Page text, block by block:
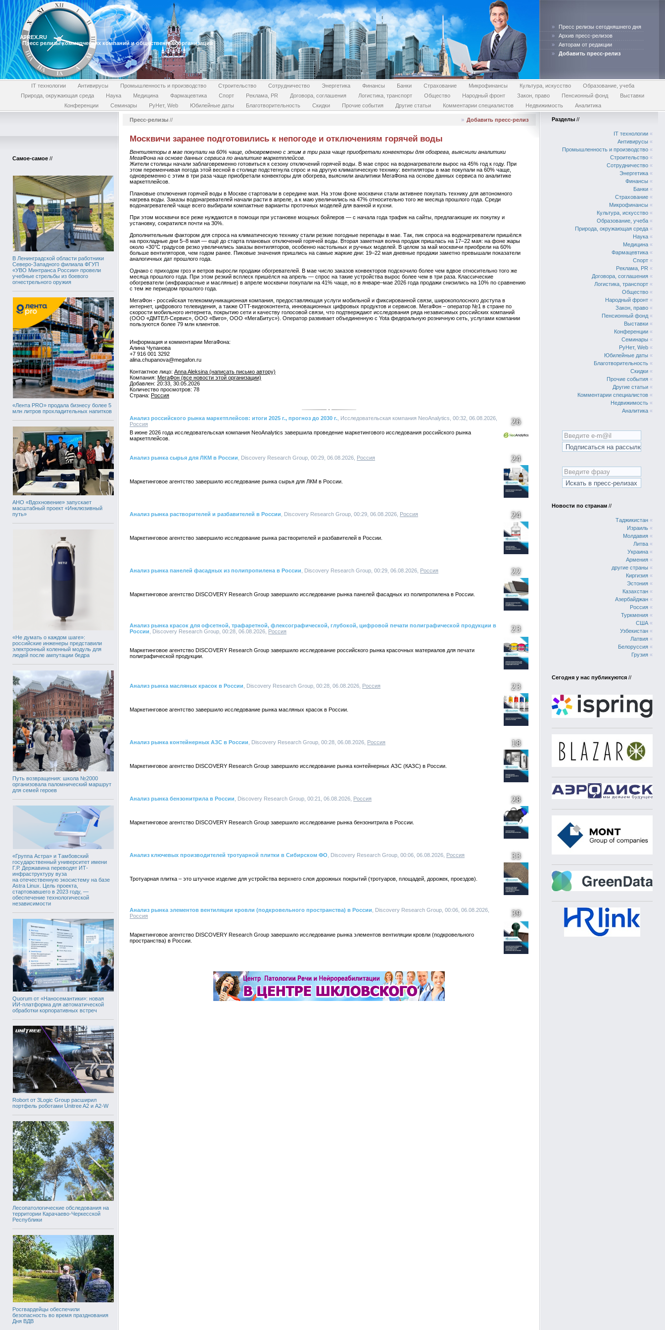
ATREX.RU
Пресс релизы коммерческих компаний и общественных организаций
»
Пресс релизы сегодняшнего дня
»
Архив пресс-релизов
»
Авторам от редакции
»
Добавить пресс-релиз
IT технологии Антивирусы Промышленность и производство Строительство Сотрудничество Энергетика Финансы Банки Страхование Микрофинансы Культура, искусство
Образование, учеба
Природа, окружающая среда
Наука Медицина Фармацевтика Спорт Реклама, PR Договора, соглашения Логистика, транспорт Общество Народный фронт Закон, право Пенсионный фонд
Выставки
Конференции
Семинары РуНет, Web Юбилейные даты Благотворительность Скидки Прочие события Другие статьи Комментарии специалистов Недвижимость Аналитика
Самое-самое //
В Ленинградской области работники
Северо-Западного филиала ФГУП
«УВО Минтранса России» провели
учебные стрельбы из боевого
огнестрельного оружия
«Лента PRO» продала бизнесу более 5
млн литров прохладительных напитков
АНО «Вдохновение» запускает
масштабный проект «Инклюзивный
путь»
«Не думать о каждом шаге»:
российские инженеры представили
электронный коленный модуль для
людей после ампутации бедра
Путь возвращения: школа №2000
организовала паломнический маршрут
для семей героев
«Группа Астра» и Тамбовский
государственный университет имени
Г.Р. Державина переводят ИТ-
инфраструктуру вуза
на отечественную экосистему на базе
Astra Linux. Цель проекта,
стартовавшего в 2023 году, —
обеспечение технологической
независимости
Quorum от «Наносемантики»: новая
ИИ-платформа для автоматической
обработки корпоративных встреч
Robort от 3Logic Group расширил
портфель роботами Unitree A2 и A2-W
Лесопатологические обследования на
территории Карачаево-Черкесской
Республики
Росгвардейцы обеспечили
безопасность во время празднования
Дня ВДВ
Пресс-релизы // » Добавить пресс-релиз
Москвичи заранее подготовились к непогоде и отключениям горячей воды
Вентиляторы в мае покупали на 60% чаще, одновременно с этим в три раза чаще приобретали конвекторы для обогрева, выяснили аналитики
МегаФона на основе данных сервиса по аналитике маркетплейсов.
Жители столицы начали заблаговременно готовиться к сезону отключений горячей воды. В мае спрос на водонагреватели вырос на 45% год к году. При
этом переменчивая погода этой весной в столице подстегнула спрос и на другую климатическую технику: вентиляторы в мае покупали на 60% чаще,
одновременно с этим в три раза чаще приобретали конвекторы для обогрева, выяснили аналитики МегаФона на основе данных сервиса по аналитике
маркетплейсов.
Плановые отключения горячей воды в Москве стартовали в середине мая. На этом фоне москвичи стали активнее покупать технику для автономного
нагрева воды. Заказы водонагревателей начали расти в апреле, а к маю увеличились на 47% относительно того же месяца прошлого года. Среди
водонагревателей чаще всего выбирали компактные варианты проточных моделей для ванной и кухни.
При этом москвичи все реже нуждаются в помощи при установке мощных бойлеров — с начала года трафик на сайты, предлагающие их покупку и
установку, сократился почти на 30%.
Дополнительным фактором для спроса на климатическую технику стали резкие погодные перепады в мае. Так, пик спроса на водонагреватели пришёлся
на прохладные дни 5–8 мая — ещё до старта плановых отключений горячей воды. Вторая заметная волна продаж пришлась на 17–22 мая: на фоне жары
около +30°С градусов резко увеличились заказы вентиляторов, особенно настольных и ручных моделей. В целом за май москвичи приобрели на 60%
больше вентиляторов, чем годом ранее. Пиковые значения пришлись на самые жаркие дни: 19–22 мая дневные продажи заметно превышали показатели
аналогичных дат прошлого года.
Однако с приходом гроз и ветров выросли продажи обогревателей. В мае число заказов конвекторов подскочило более чем вдвое относительно того же
месяца прошлого года. При этом резкий всплеск пришёлся на апрель — спрос на такие устройства вырос более чем в три раза. Классические
обогреватели (инфракрасные и масляные) в апреле москвичи покупали на 41% чаще, но в январе–мае 2026 года продажи снизились на 10% по сравнению
с тем же периодом прошлого года.
МегаФон - российская телекоммуникационная компания, предоставляющая услуги мобильной и фиксированной связи, широкополосного доступа в
интернет, цифрового телевидения, а также OTT-видеоконтента, инновационных цифровых продуктов и сервисов. МегаФон – оператор №1 в стране по
скорости мобильного интернета, покрытию сети и качеству голосовой связи, что подтверждают исследования ряда независимых российских компаний
(ООО «ДМТЕЛ-Сервис», ООО «Виго», ООО «МегаБитус»). Оператор развивает объединенную с Yota федеральную розничную сеть, услугами компании
пользуются более 79 млн клиентов.
Информация и комментарии МегаФона:
Алина Чупанова
+7 916 001 3292
alina.chupanova@megafon.ru
Контактное лицо: Anna Aleksina (написать письмо автору)
Компания: МегаФон (все новости этой организации)
Добавлен: 20:33, 30.05.2026
Количество просмотров: 78
Страна: Россия
Анализ российского рынка маркетплейсов: итоги 2025 г., прогноз до 2030 г. , Исследовательская компания NeoAnalytics, 00:32, 06.08.2026,
Россия
26
В июне 2026 года исследовательская компания NeoAnalytics завершила проведение маркетингового исследования российского рынка
маркетплейсов.
Анализ рынка сырья для ЛКМ в России , Discovery Research Group, 00:29, 06.08.2026, Россия 24
Маркетинговое агентство завершило исследование рынка сырья для ЛКМ в России.
Анализ рынка растворителей и разбавителей в России , Discovery Research Group, 00:29, 06.08.2026, Россия 24
Маркетинговое агентство завершило исследование рынка растворителей и разбавителей в России.
Анализ рынка панелей фасадных из полипропилена в России , Discovery Research Group, 00:29, 06.08.2026, Россия 22
Маркетинговое агентство DISCOVERY Research Group завершило исследование рынка панелей фасадных из полипропилена в России.
Анализ рынка красок для офсетной, трафаретной, флексографической, глубокой, цифровой печати полиграфической продукции в
России , Discovery Research Group, 00:28, 06.08.2026, Россия 23
Маркетинговое агентство DISCOVERY Research Group завершило исследование российского рынка красочных материалов для печати
полиграфической продукции.
Анализ рынка масляных красок в России , Discovery Research Group, 00:28, 06.08.2026, Россия 23
Маркетинговое агентство завершило исследование рынка масляных красок в России.
Анализ рынка контейнерных АЗС в России , Discovery Research Group, 00:28, 06.08.2026, Россия 18
Маркетинговое агентство DISCOVERY Research Group завершило исследование рынка контейнерных АЗС (КАЗС) в России.
Анализ рынка бензонитрила в России , Discovery Research Group, 00:21, 06.08.2026, Россия 28
Маркетинговое агентство DISCOVERY Research Group завершило исследование рынка бензонитрила в России.
Анализ ключевых производителей тротуарной плитки в Сибирском ФО , Discovery Research Group, 00:06, 06.08.2026, Россия 33
Тротуарная плитка – это штучное изделие для устройства верхнего слоя дорожных покрытий (тротуаров, площадей, дорожек, проездов).
Анализ рынка элементов вентиляции кровли (подкровельного пространства) в России , Discovery Research Group, 00:06, 06.08.2026,
Россия
39
Маркетинговое агентство DISCOVERY Research Group завершило исследование рынка элементов вентиляции кровли (подкровельного
пространства) в России.
Разделы //
IT технологии «
Антивирусы «
Промышленность и производство «
Строительство «
Сотрудничество «
Энергетика «
Финансы «
Банки «
Страхование «
Микрофинансы «
Культура, искусство «
Образование, учеба «
Природа, окружающая среда «
Наука «
Медицина «
Фармацевтика «
Спорт «
Реклама, PR «
Договора, соглашения «
Логистика, транспорт «
Общество «
Народный фронт «
Закон, право «
Пенсионный фонд «
Выставки «
Конференции «
Семинары «
РуНет, Web «
Юбилейные даты «
Благотворительность «
Скидки «
Прочие события «
Другие статьи «
Комментарии специалистов «
Недвижимость «
Аналитика «
Новости по странам //
Таджикистан «
Израиль «
Молдавия «
Литва «
Украина «
Армения «
другие страны «
Киргизия «
Эстония «
Казахстан «
Азербайджан «
Россия «
Туркмения «
США «
Узбекистан «
Латвия «
Белоруссия «
Грузия «
Сегодня у нас публикуются //